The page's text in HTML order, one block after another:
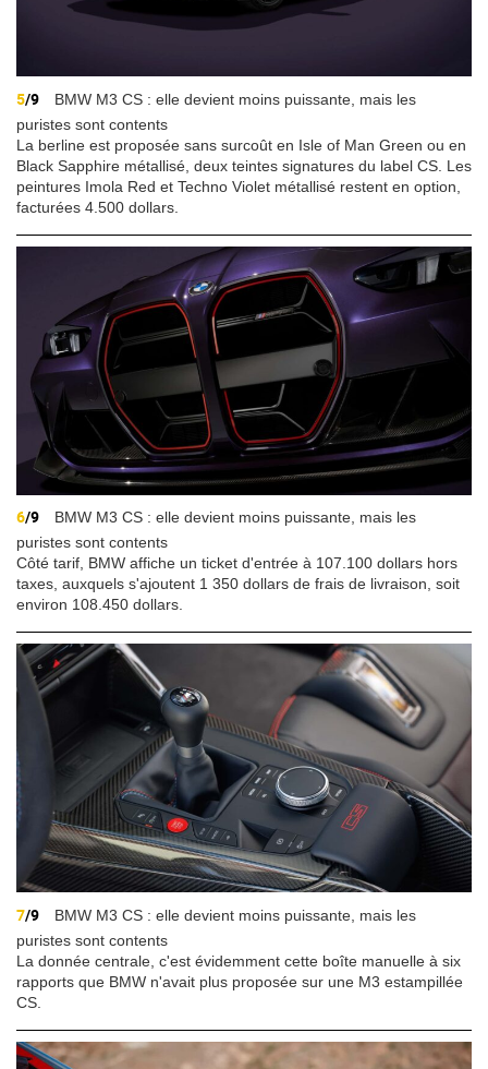
5/9
BMW M3 CS : elle devient moins puissante, mais les
puristes sont contents
La berline est proposée sans surcoût en Isle of Man Green ou en
Black Sapphire métallisé, deux teintes signatures du label CS. Les
peintures Imola Red et Techno Violet métallisé restent en option,
facturées 4.500 dollars.
6/9
BMW M3 CS : elle devient moins puissante, mais les
puristes sont contents
Côté tarif, BMW affiche un ticket d'entrée à 107.100 dollars hors
taxes, auxquels s'ajoutent 1 350 dollars de frais de livraison, soit
environ 108.450 dollars.
7/9
BMW M3 CS : elle devient moins puissante, mais les
puristes sont contents
La donnée centrale, c'est évidemment cette boîte manuelle à six
rapports que BMW n'avait plus proposée sur une M3 estampillée
CS.